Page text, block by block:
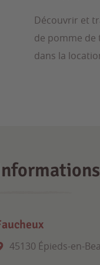
Découvrir et
de pomme de
dans la
45130 Épieds-en-